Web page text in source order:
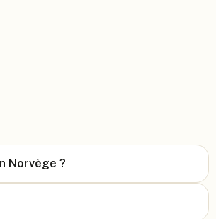
Norvège ?